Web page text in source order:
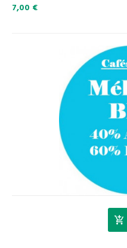
7,00 €